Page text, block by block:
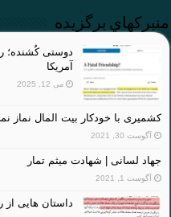
منبركهاي برگزيده
دوستی کُشنده؛
آمریکا
می 12, 2025
کشمیری با خودکار بیت المال نماز
آگوست 30, 2021
جهاد لسانی | شهادت میثم تمار
آگوست 1, 2021
داستان هایی